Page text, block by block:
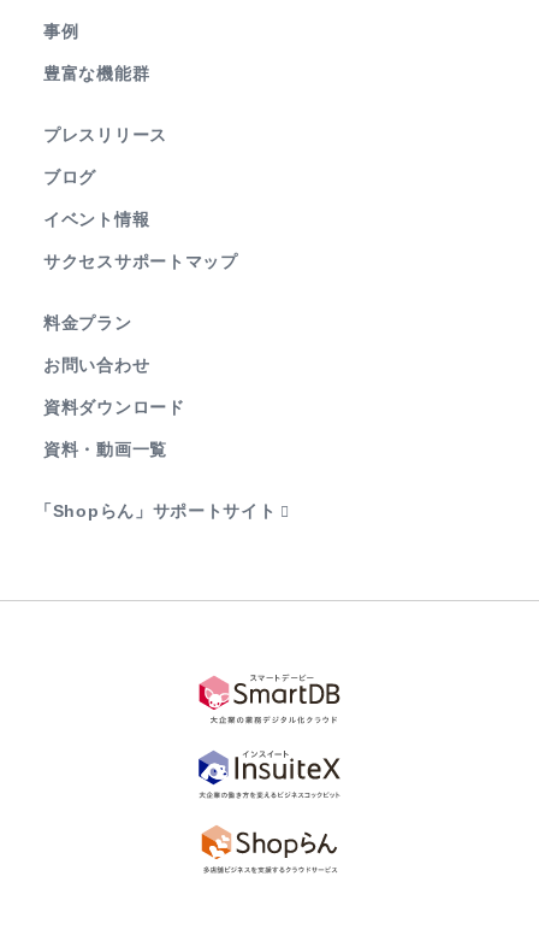
事例
豊富な機能群
プレスリリース
ブログ
イベント情報
サクセスサポートマップ
料金プラン
お問い合わせ
資料ダウンロード
資料・動画一覧
「Shopらん」サポートサイト